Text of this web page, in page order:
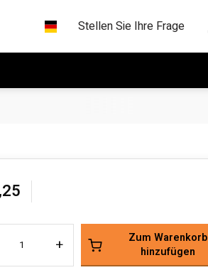
Stellen Sie Ihre Frage
+
Zum Warenkorb
hinzufügen